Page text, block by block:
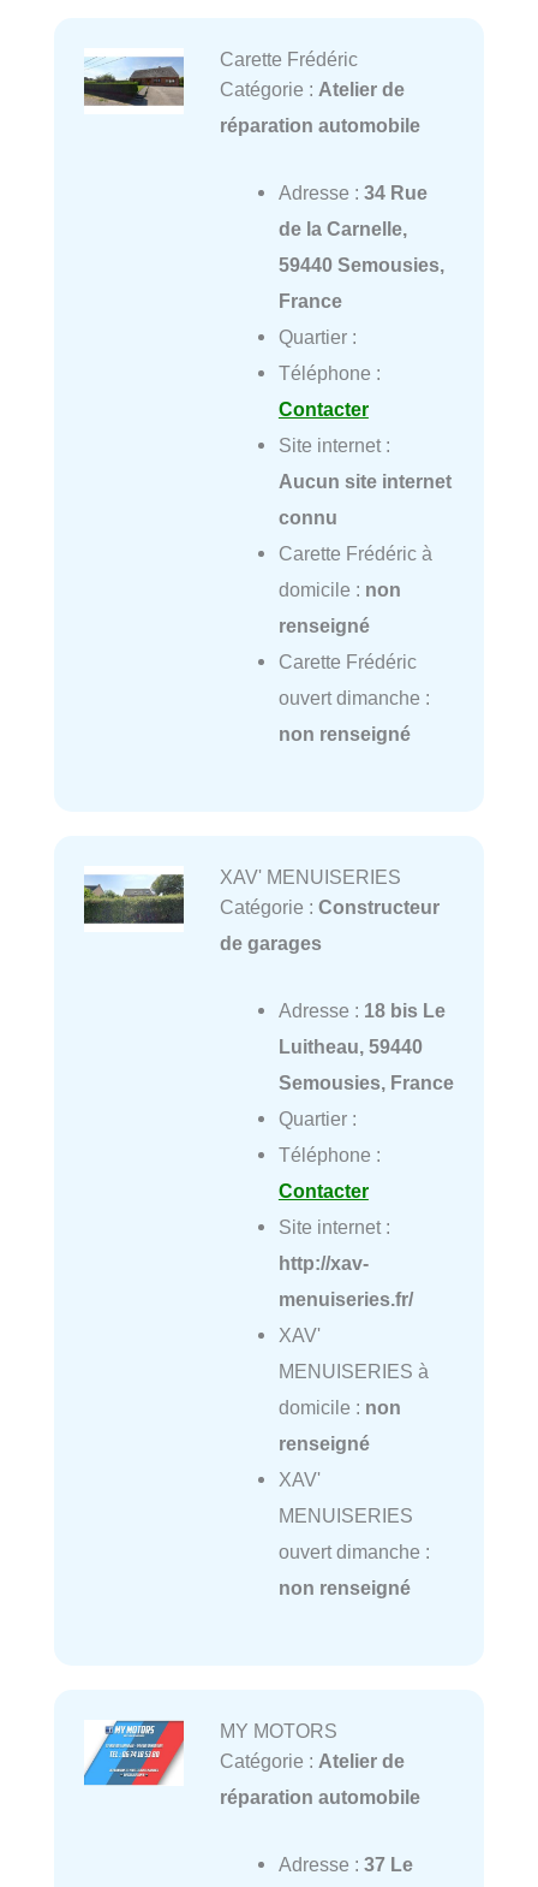
Carette Frédéric
Catégorie : Atelier de
réparation automobile
Adresse : 34 Rue
de la Carnelle,
59440 Semousies,
France
Quartier :
Téléphone :
Contacter
Site internet :
Aucun site internet
connu
Carette Frédéric à
domicile : non
renseigné
Carette Frédéric
ouvert dimanche :
non renseigné
XAV' MENUISERIES
Catégorie : Constructeur
de garages
Adresse : 18 bis Le
Luitheau, 59440
Semousies, France
Quartier :
Téléphone :
Contacter
Site internet :
http://xav-
menuiseries.fr/
XAV'
MENUISERIES à
domicile : non
renseigné
XAV'
MENUISERIES
ouvert dimanche :
non renseigné
MY MOTORS
Catégorie : Atelier de
réparation automobile
Adresse : 37 Le